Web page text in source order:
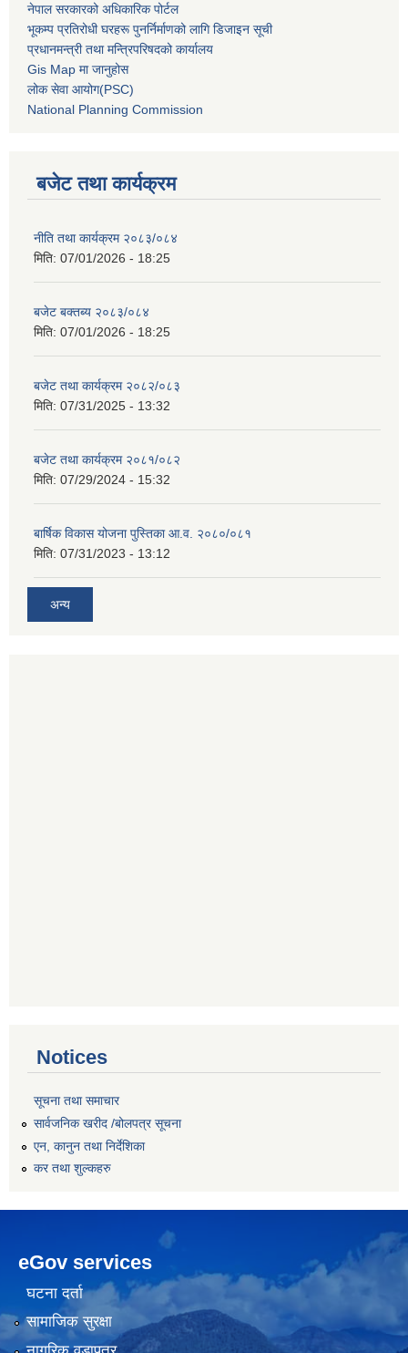
नेपाल सरकारको अधिकारिक पोर्टल
भूकम्प प्रतिरोधी घरहरू पुनर्निर्माणको लागि डिजाइन सूची
प्रधानमन्त्री तथा मन्त्रिपरिषदको कार्यालय
Gis Map मा जानुहोस
लोक सेवा आयोग(PSC)
National Planning Commission
बजेट तथा कार्यक्रम
नीति तथा कार्यक्रम २०८३/०८४
मिति: 07/01/2026 - 18:25
बजेट बक्तब्य २०८३/०८४
मिति: 07/01/2026 - 18:25
बजेट तथा कार्यक्रम २०८२/०८३
मिति: 07/31/2025 - 13:32
बजेट तथा कार्यक्रम २०८१/०८२
मिति: 07/29/2024 - 15:32
बार्षिक विकास योजना पुस्तिका आ.व. २०८०/०८१
मिति: 07/31/2023 - 13:12
अन्य
Notices
सूचना तथा समाचार
सार्वजनिक खरीद /बोलपत्र सूचना
एन, कानुन तथा निर्देशिका
कर तथा शुल्कहरु
eGov services
घटना दर्ता
सामाजिक सुरक्षा